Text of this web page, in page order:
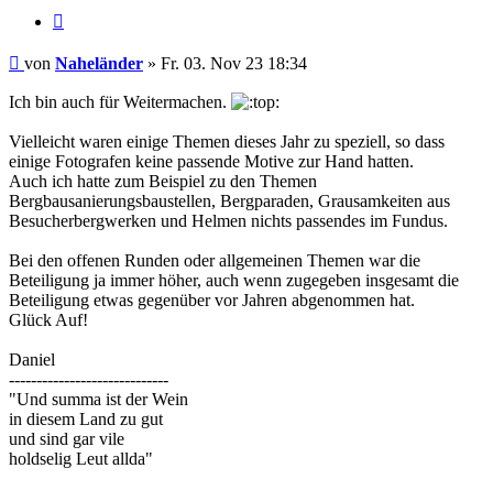
Beitrag
von Naheländer » Fr. 03. Nov 23 18:34
Ich bin auch für Weitermachen.
Vielleicht waren einige Themen dieses Jahr zu speziell, so dass
einige Fotografen keine passende Motive zur Hand hatten.
Auch ich hatte zum Beispiel zu den Themen
Bergbausanierungsbaustellen, Bergparaden, Grausamkeiten aus
Besucherbergwerken und Helmen nichts passendes im Fundus.
Bei den offenen Runden oder allgemeinen Themen war die
Beteiligung ja immer höher, auch wenn zugegeben insgesamt die
Beteiligung etwas gegenüber vor Jahren abgenommen hat.
Glück Auf!
Daniel
-----------------------------
"Und summa ist der Wein
in diesem Land zu gut
und sind gar vile
holdselig Leut allda"